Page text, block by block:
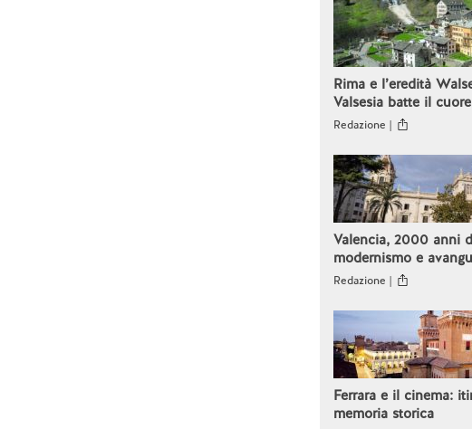
Rima e l’eredità
Valsesia batte il
Redazione |
Valencia, 2000 anni
modernismo e
Redazione |
Ferrara e il cinema:
memoria storica